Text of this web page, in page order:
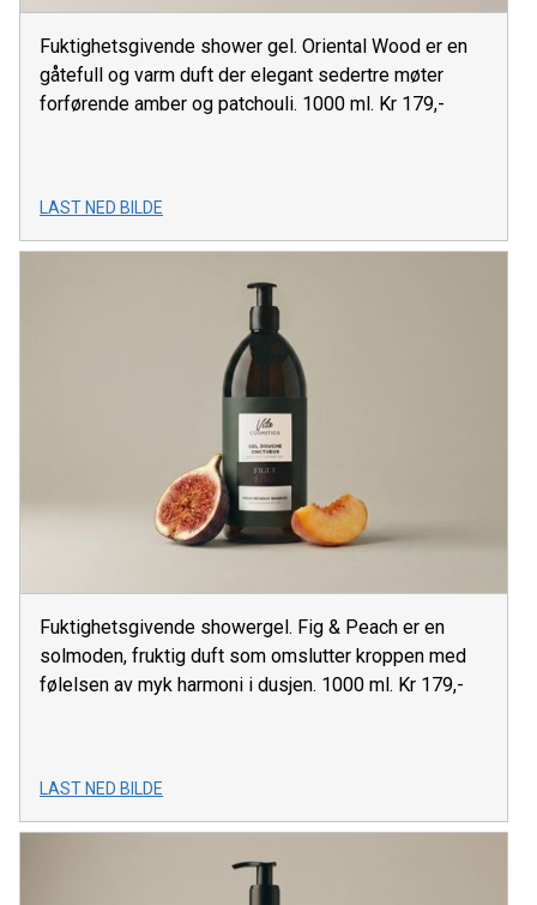
Fuktighetsgivende shower gel. Oriental Wood er en
gåtefull og varm duft der elegant sedertre møter
forførende amber og patchouli. 1000 ml. Kr 179,-
LAST NED BILDE
Fuktighetsgivende showergel. Fig & Peach er en
solmoden, fruktig duft som omslutter kroppen med
følelsen av myk harmoni i dusjen. 1000 ml. Kr 179,-
LAST NED BILDE